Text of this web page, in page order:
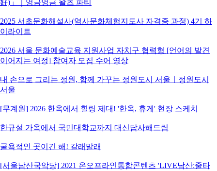
好)」｜엉금엉금 왈츠 파티
2025 서초문화해설사(역사문화체험지도사 자격증 과정) 4기 하
이라이트
2026 서울 문화예술교육 지원사업 자치구 협력형 [언어의 발견
이어지는 여정] 참여자 모집 수어 영상
내 손으로 그리는 정원, 함께 가꾸는 정원도시 서울ㅣ정원도시
서울
[무계원] 2026 한옥에서 힐링 제대! '한옥, 휴게' 현장 스케치
한규설 가옥에서 국민대학교까지 대신답사해드림
굴욕적인 곳이긴 해! 갈래말래
[서울남산국악당] 2021 온오프라인통합콘텐츠 'LIVE남산:줄타